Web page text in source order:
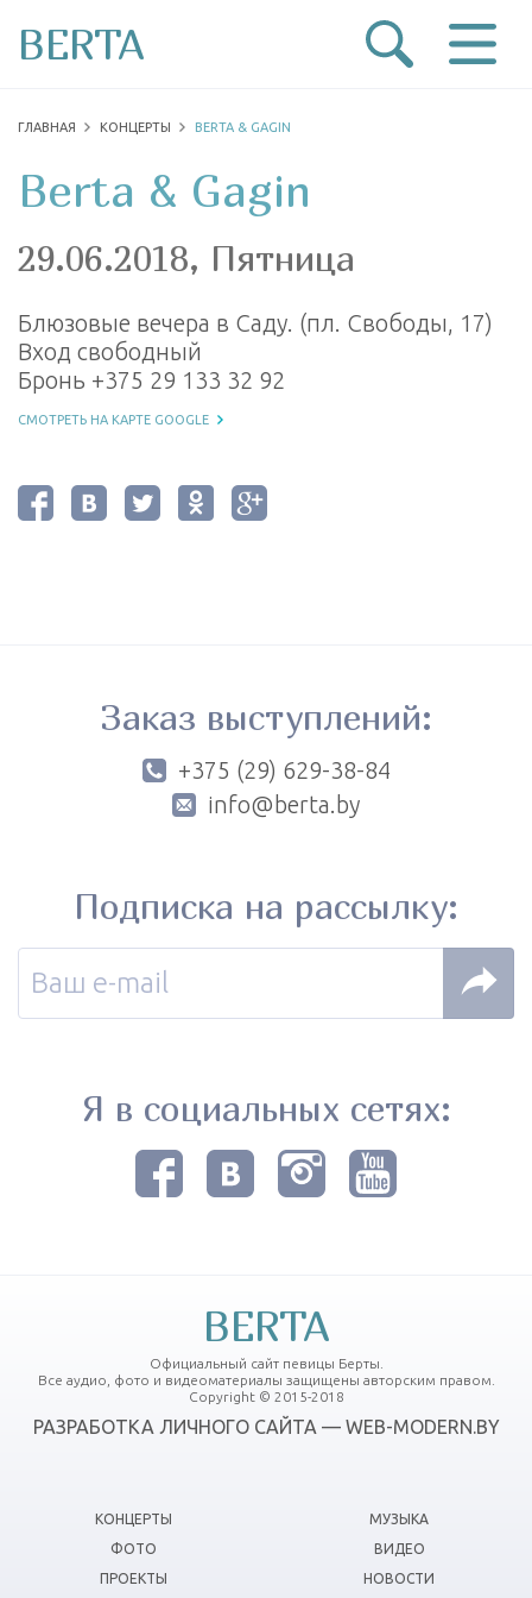
BERTA
ГЛАВНАЯ КОНЦЕРТЫ BERTA & GAGIN
Berta & Gagin
29.06.2018, Пятница
Блюзовые вечера в Саду. (пл. Свободы, 17)
Вход свободный
Бронь +375 29 133 32 92
СМОТРЕТЬ НА КАРТЕ GOOGLE
Заказ выступлений:
+375 (29) 629-38-84
info@berta.by
Подписка на рассылку:
Я в социальных сетях:
BERTA
Официальный сайт певицы Берты.
Все аудио, фото и видеоматериалы защищены авторским правом.
Copyright © 2015-2018
РАЗРАБОТКА ЛИЧНОГО САЙТА — WEB-MODERN.BY
КОНЦЕРТЫ
ФОТО
ПРОЕКТЫ
МУЗЫКА
ВИДЕО
НОВОСТИ